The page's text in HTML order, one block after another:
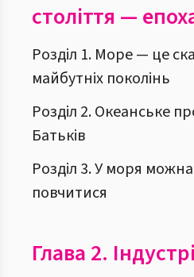
століття —
Розділ 1. Море — це
майбутніх поколінь
Розділ 2. Океанське
Батьків
Розділ 3. У моря
повчитися
Глава 2.